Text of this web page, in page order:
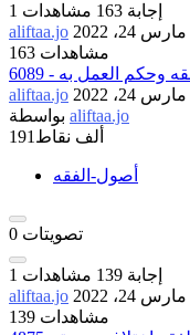
1 إجابة 163 مشاهدات
aliftaa.jo
مارس 24، 2022
163 مشاهدات
الفقه وحكم العمل به
aliftaa.jo
مارس 24، 2022
aliftaa.jo
191ألف نقاط
أصول-الفقه
0 تصويتات
1 إجابة 139 مشاهدات
aliftaa.jo
مارس 24، 2022
139 مشاهدات